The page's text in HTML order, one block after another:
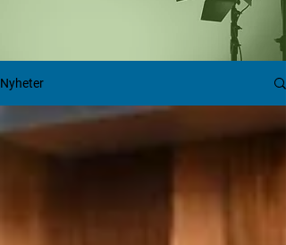
Nyheter